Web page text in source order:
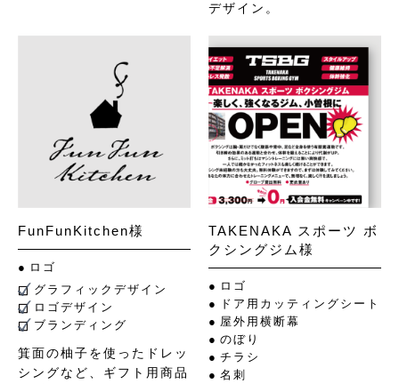
デザイン。
FunFunKitchen様
ロゴ
グラフィックデザイン
ロゴデザイン
ブランディング
箕面の柚子を使ったドレッ
シングなど、ギフト用商品
TAKENAKA スポーツ ボ
クシングジム様
ロゴ
ドア用カッティングシート
屋外用横断幕
のぼり
チラシ
名刺